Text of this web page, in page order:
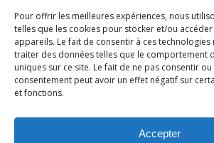
Pour offrir les meilleures expériences, nous
telles que les cookies pour stocker et/ou
appareils. Le fait de consentir à ces
traiter des données telles que le comportement
uniques sur ce site. Le fait de ne pas consentir
consentement peut avoir un effet négatif sur
et fonctions.
Accepter
LANGUAGES
Français